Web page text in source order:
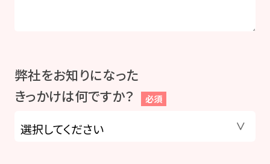
弊社をお知りになった
きっかけは何ですか？
必須